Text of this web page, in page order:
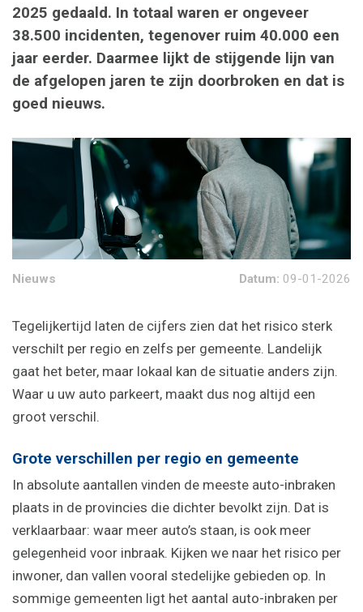
2025 gedaald. In totaal waren er ongeveer
38.500 incidenten, tegenover ruim 40.000 een
jaar eerder. Daarmee lijkt de stijgende lijn van
de afgelopen jaren te zijn doorbroken en dat is
goed nieuws.
Nieuws Datum: 09-01-2026
Tegelijkertijd laten de cijfers zien dat het risico sterk
verschilt per regio en zelfs per gemeente. Landelijk
gaat het beter, maar lokaal kan de situatie anders zijn.
Waar u uw auto parkeert, maakt dus nog altijd een
groot verschil.
Grote verschillen per regio en gemeente
In absolute aantallen vinden de meeste auto-inbraken
plaats in de provincies die dichter bevolkt zijn. Dat is
verklaarbaar: waar meer auto’s staan, is ook meer
gelegenheid voor inbraak. Kijken we naar het risico per
inwoner, dan vallen vooral stedelijke gebieden op. In
sommige gemeenten ligt het aantal auto-inbraken per